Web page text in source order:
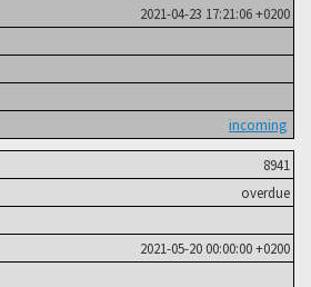
2021-04-23 17:21:06 +0200
incoming
8941
overdue
2021-05-20 00:00:00 +0200